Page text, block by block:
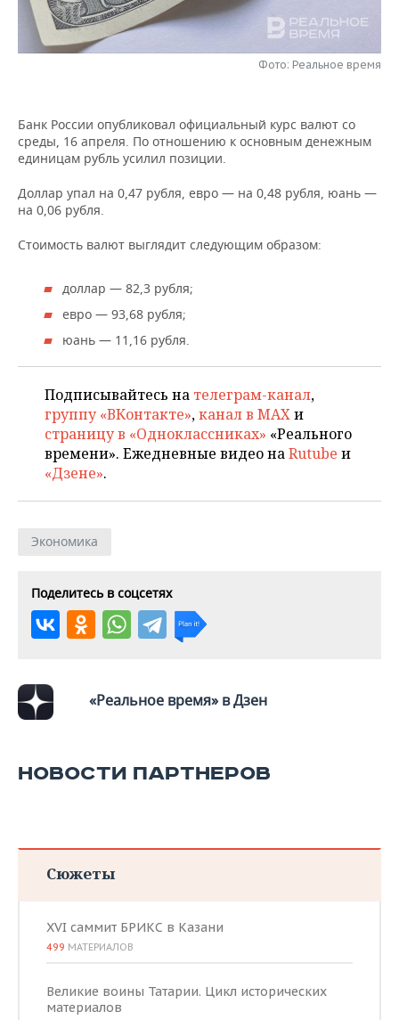
НЕФТЕХИМИЯ
НЕФТЬ
ЭНЕРГЕТИКА
РОЗНИЧНАЯ ТОРГОВЛЯ
НОВОСТИ ТЕХНОЛОГИЙ
ТЕЛЕКОММУНИКАЦИИ
МЕРОПРИЯТИЯ
ВЫЕЗДНАЯ РЕДАКЦИЯ
БИЗНЕС-БРАНЧИ
ONLINE-КОНФЕРЕНЦИИ
ОТКРЫТАЯ ЛЕКЦИЯ
НОВОСТИ СПОРТА
ФУТБОЛ
ХОККЕЙ
БАСКЕТБОЛ
КИБЕРСПОРТ
ВОДНЫЕ ВИДЫ СПОРТА
ХОККЕЙ С МЯЧОМ
ОБЩЕСТВО
НОВОСТИ ОБЩЕСТВА
ВЛАСТЬ
ИНФРАСТРУКТУРА
КУЛЬТУРА
ОБРАЗОВАНИЕ
ПРОИСШЕСТВИЯ
ФОТОГАЛЕРЕЯ
СЮЖЕТЫ
СПРАВОЧНИК
СПИСОК КОМПАНИЙ
ПОЛНАЯ ВЕРСИЯ
Фото: Реальное время
Банк России опубликовал официальный курс валют со
среды, 16 апреля. По отношению к основным денежным
единицам рубль усилил позиции.
Доллар упал на 0,47 рубля, евро — на 0,48 рубля, юань —
на 0,06 рубля.
Стоимость валют выглядит следующим образом:
доллар — 82,3 рубля;
евро — 93,68 рубля;
юань — 11,16 рубля.
Подписывайтесь на телеграм-канал,
группу «ВКонтакте»,канал в MAXи
страницу в «Одноклассниках» «Реального
времени». Ежедневные видео наRutube и
«Дзене».
Экономика
Поделитесь в соцсетях
«Реальное время» в Дзен
НОВОСТИ ПАРТНЕРОВ
Сюжеты
XVI саммит БРИКС в Казани
499 МАТЕРИАЛОВ
Великие воины Татарии. Цикл исторических
материалов